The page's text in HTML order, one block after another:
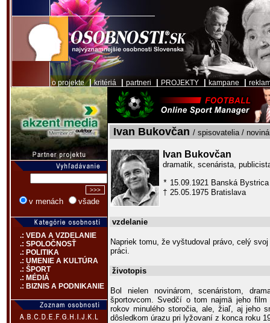
o projekte|kritériá partneri PROJEKTY kampane
v menách všade
.: VEDA A VZDELANIE
.: SPOLOČNOSŤ
.: POLITIKA
.: UMENIE A KULTÚRA
.: ŠPORT
.: MÉDIÁ
.: BIZNIS A PODNIKANIE
Ivan Bukovčan / spisovatelia /
Ivan Bukovčan
dramatik, scenárista,
* 15.09.1921 Banská Bystrica
† 25.05.1975 Bratislava
vzdelanie
Napriek tomu, že vyštudoval právo, celý
práci.
životopis
Bol nielen novinárom, scenáristom,
športovcom. Svedčí o tom najmä jeho film
rokov minulého storočia, ale, žiaľ, aj jeho
dôsledkom úrazu pri lyžovaní z konca roku